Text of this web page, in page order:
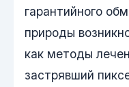
гарантийного
природы
как методы
застрявший